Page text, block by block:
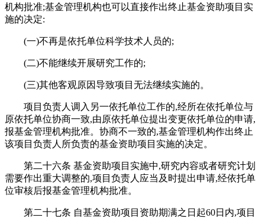
机构批准;基金管理机构也可以直接作出终止基金资助项目实
施的决定:
(一)不再是依托单位科学技术人员的;
(二)不能继续开展研究工作的;
(三)其他客观原因导致项目无法继续实施的。
项目负责人调入另一依托单位工作的,经所在依托单位与
原依托单位协商一致,由原依托单位提出变更依托单位的申请,
报基金管理机构批准。协商不一致的,基金管理机构作出终止
该项目负责人所负责的基金资助项目实施的决定。
第二十六条 基金资助项目实施中,研究内容或者研究计划
需要作出重大调整的,项目负责人应当及时提出申请,经依托单
位审核后报基金管理机构批准。
第二十七条 自基金资助项目资助期满之日起60日内,项目